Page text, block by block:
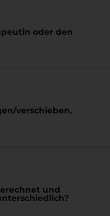
oder den
verschieben.
und